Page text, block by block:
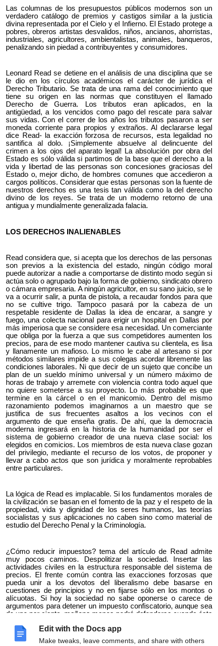
Edit with the Docs app
Make tweaks, leave comments, and share with others
Las columnas de los presupuestos públicos modernos son un
verdadero catálogo de premios y castigos similar a la justicia
divina representada por el Cielo y el Infierno. El Estado protege a
pobres, obreros artistas desvalidos, niños, ancianos, ahorristas,
industriales, agricultores, ambientalistas, animales, banqueros,
penalizando sin piedad a contribuyentes y consumidores.
Leonard Read se detiene en el análisis de una disciplina que se
le dio en los círculos académicos el carácter de jurídica el
Derecho Tributario. Se trata de una rama del conocimiento que
tiene su origen en las normas que constituyen el llamado
Derecho de Guerra. Los tributos eran aplicados, en la
antigüedad, a los vencidos como pago del rescate para salvar
sus vidas. Con el correr de los años los tributos pasaron a ser
moneda corriente para propios y extraños. Al declararse legal
dice Read- la exacción forzosa de recursos, esta legalidad no
santifica al dolo. ¡Simplemente absuelve al delincuente del
crimen a los ojos del aparato legal! La absolución por obra del
Estado es sólo válida si partimos de la base que el derecho a la
vida y libertad de las personas son concesiones graciosas del
Estado o, mejor dicho, de hombres comunes que accedieron a
cargos políticos. Considerar que estas personas son la fuente de
nuestros derechos es una tesis tan válida como la del derecho
divino de los reyes. Se trata de un moderno retorno de una
antigua y mundialmente generalizada falacia.
LOS DERECHOS INALIENABLES
Read considera que, si acepta que los derechos de las personas
son previos a la existencia del estado, ningún código moral
puede autorizar a nadie a comportarse de distinto modo según si
actúa solo o agrupado bajo la forma de gobierno, sindicato obrero
o cámara empresaria. A ningún agricultor, en su sano juicio, se le
va a ocurrir salir, a punta de pistola, a recaudar fondos para que
no se cultive trigo. Tampoco pasará por la cabeza de un
respetable residente de Dallas la idea de encarar, a sangre y
fuego, una colecta nacional para erigir un hospital en Dallas por
más imperiosa que se considere esa necesidad. Un comerciante
que obliga por la fuerza a que sus competidores aumenten los
precios, para de ese modo mantener cautiva su clientela, es lisa
y llanamente un mafioso. Lo mismo le cabe al artesano si por
métodos similares impide a sus colegas acordar libremente las
condiciones laborales. Ni que decir de un sujeto que concibe un
plan de un sueldo mínimo universal y un número máximo de
horas de trabajo y arremete con violencia contra todo aquel que
no quiere someterse a su proyecto. Lo más probable es que
termine en la cárcel o en el manicomio. Dentro del mismo
razonamiento podemos imaginarnos a un maestro que se
justifica de sus frecuentes asaltos a los vecinos con el
argumento de que enseña gratis. De ahí, que la democracia
moderna ingresará en la historia de la humanidad por ser el
sistema de gobierno creador de una nueva clase social: los
elegidos en comicios. Los miembros de esta nueva clase gozan
del privilegio, mediante el recurso de los votos, de proponer y
llevar a cabo actos que son jurídica y moralmente reprobables
entre particulares.
La lógica de Read es implacable. Si los fundamentos morales de
la civilización se basan en el fomento de la paz y el respeto de la
propiedad, vida y dignidad de los seres humanos, las teorías
socialistas y sus aplicaciones no caben sino como material de
estudio del Derecho Penal y la Criminología.
¿Cómo reducir impuestos? tema del artículo de Read admite
muy pocos caminos. Despolitizar la sociedad. Insertar las
actividades civiles en la estructura responsable del sistema de
precios. El frente común contra las exacciones forzosas que
pueda unir a los devotos del liberalismo debe basarse en
cuestiones de principios y no en fijarse sólo en los montos o
alícuotas. Si hoy la sociedad no sabe oponerse o carece de
argumentos para detener un impuesto confiscatorio, aunque sea
de uno por ciento, mañana menos podrá defenderse cuando éste
importante función de la defensa de los derechos individuales,
lejos de constituir una carga, éste se convertiría en el prestador